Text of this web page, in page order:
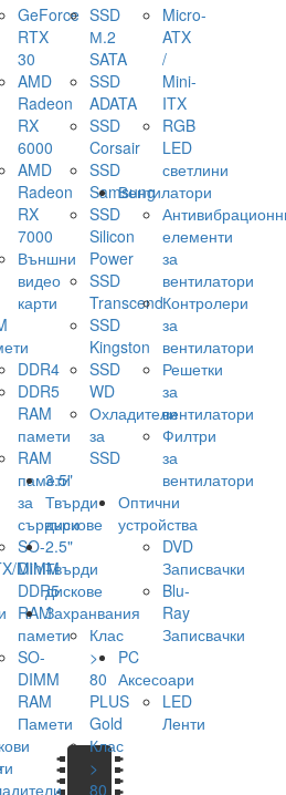
Mini-
GeForce
RTX
30
AMD
Radeon
RX
6000
AMD
Radeon
RX
7000
Външни
видео
карти
DDR4
DDR5
RAM
памети
RAM
памети
за
сървъри
SO-
DIMM
DDR5
RAM
памети
SO-
DIMM
RAM
Памети
SSD
М.2
SATA
SSD
ADATA
SSD
Corsair
SSD
Samsung
SSD
Silicon
Power
SSD
Transcend
SSD
Kingston
SSD
WD
Охладители
за
SSD
3.5"
Твърди
дискове
2.5"
Твърди
дискове
Захранвания
Клас
>
80
PLUS
Gold
Клас
>
80
Micro-
ATX
/
Mini-
ITX
RGB
LED
светлини
Вентилатори
елементи
за
вентилатори
Контролери
за
вентилатори
Решетки
за
вентилатори
Филтри
за
вентилатори
Оптични
устройства
DVD
Записвачки
Blu-
Ray
Записвачки
PC
Аксесоари
LED
Ленти